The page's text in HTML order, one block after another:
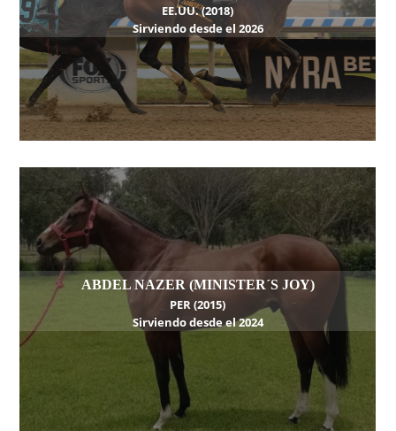
EE.UU. (2018)
Sirviendo desde el 2026
ABDEL NAZER (MINISTER´S JOY)
PER (2015)
Sirviendo desde el 2024